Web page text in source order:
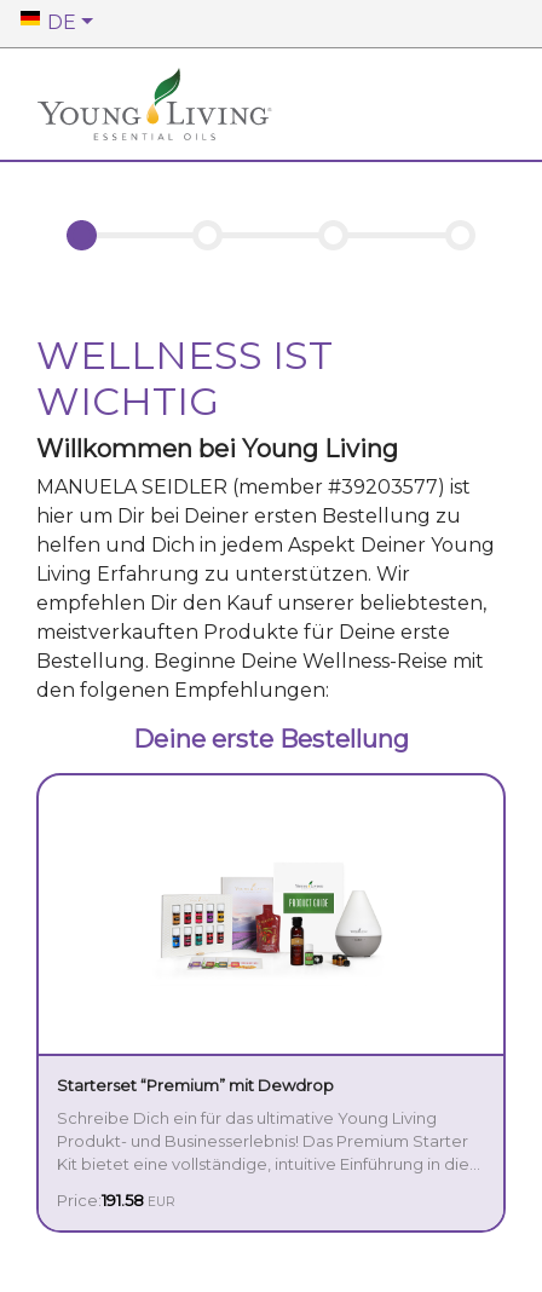
DE
WELLNESS IST
WICHTIG
Willkommen bei Young Living
MANUELA SEIDLER (member #39203577) ist
hier um Dir bei Deiner ersten Bestellung zu
helfen und Dich in jedem Aspekt Deiner Young
Living Erfahrung zu unterstützen. Wir
empfehlen Dir den Kauf unserer beliebtesten,
meistverkauften Produkte für Deine erste
Bestellung. Beginne Deine Wellness-Reise mit
den folgenen Empfehlungen:
Deine erste Bestellung
Starterset “Premium” mit Dewdrop
Schreibe Dich ein für das ultimative Young Living
Produkt- und Businesserlebnis! Das Premium Starter
Kit bietet eine vollständige, intuitive Einführung in die
außergewöhnlichen Wert die perfekte Option für
diejenigen, die es mit einer Transformation ihres
Price:191.58 EUR